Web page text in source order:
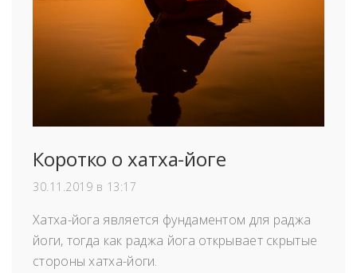
Коротко о хатха-йоге
30.11.2019 в 13:17
Хатха-йога является фундаментом для раджа
йоги, тогда как раджа йога открывает скрытые
стороны хатха-йоги.